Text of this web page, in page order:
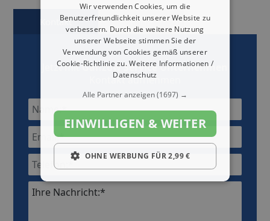
Kontakt Karte
Jetzt mitGanzow Service Unternehmen
Kontakt aufnehmen
Ihre Nachricht:*
Wir verwenden Cookies, um die
Benutzerfreundlichkeit unserer Website zu
verbessern. Durch die weitere Nutzung
unserer Webseite stimmen Sie der
Verwendung von Cookies gemäß unserer
Cookie-Richtlinie zu.Weitere Informationen /
Datenschutz
Alle Partner anzeigen(1697) →
EINWILLIGEN & WEITER
OHNE WERBUNG FÜR 2,99 €